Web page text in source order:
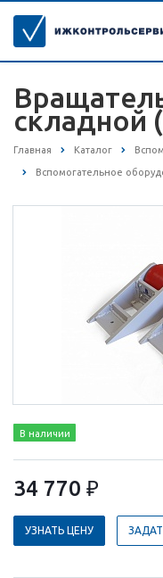
складной
Главная Каталог
Вспомогательное
В наличии
34 770 ₽
УЗНАТЬ ЦЕНУ